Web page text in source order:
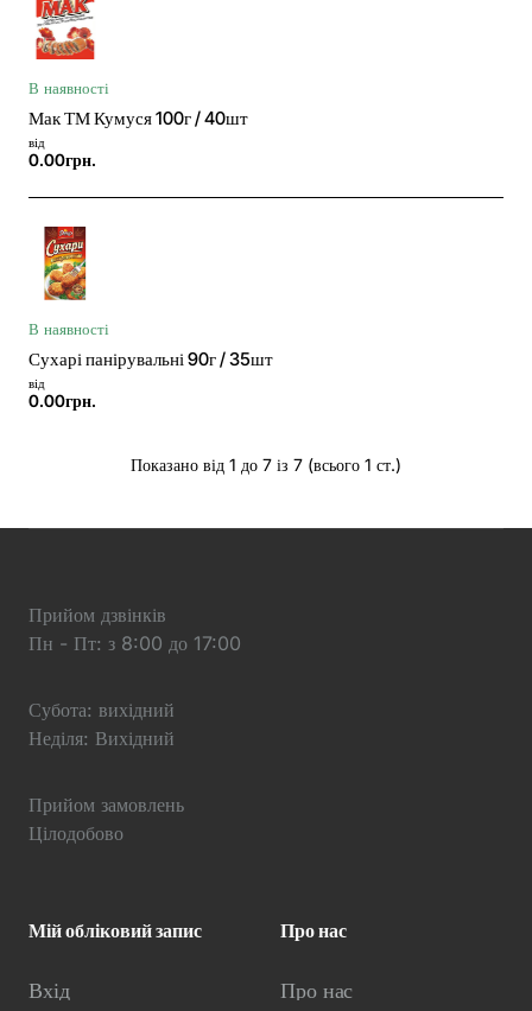
В наявності
Мак ТМ Кумуся 100г / 40шт
від
0.00грн.
В наявності
Сухарі панірувальні 90г / 35шт
від
0.00грн.
Показано від 1 до 7 із 7 (всього 1 ст.)
Прийом дзвінків
Пн - Пт: з 8:00 до 17:00
Субота: вихідний
Неділя: Вихідний
Прийом замовлень
Цілодобово
Мій обліковий запис
Вхід
Про нас
Про нас